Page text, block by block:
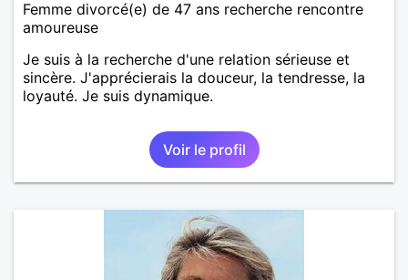
Femme divorcé(e) de 47 ans recherche rencontre
amoureuse
Je suis à la recherche d'une relation sérieuse et
sincère. J'apprécierais la douceur, la tendresse, la
loyauté. Je suis dynamique.
Voir le profil